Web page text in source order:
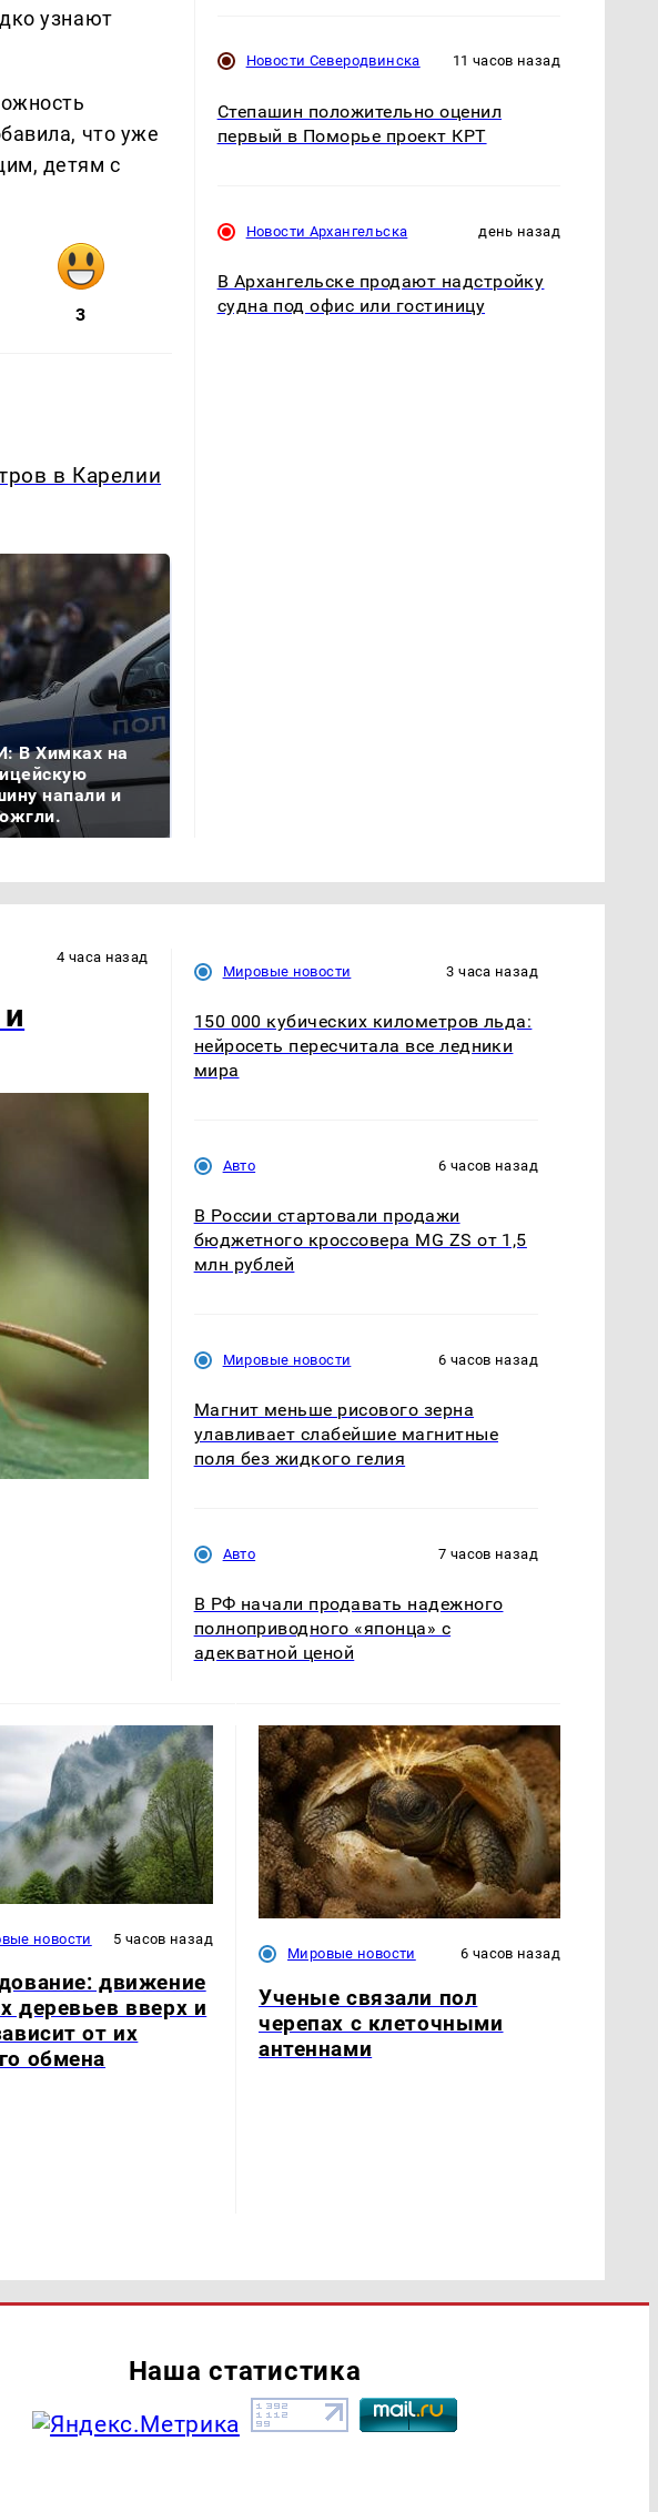
узнают
что уже
детям с
3
в Карелии
В Химках на
напали и
Новости Северодвинска 11 часов назад
Степашин положительно оценил
первый в Поморье проект КРТ
Новости Архангельска день назад
В Архангельске продают надстройку
судна под офис или гостиницу
4 часа назад
Мировые новости 3 часа назад
150 000 кубических километров льда:
нейросеть пересчитала все ледники
мира
Авто 6 часов назад
В России стартовали продажи
бюджетного кроссовера MG ZS от 1,5
млн рублей
Мировые новости 6 часов назад
Магнит меньше рисового зерна
улавливает слабейшие магнитные
поля без жидкого гелия
Авто 7 часов назад
В РФ начали продавать надежного
полноприводного «японца» с
адекватной ценой
новости 5 часов назад
движение
деревьев вверх и
от их
обмена
Мировые новости 6 часов назад
Ученые связали пол
черепах с клеточными
антеннами
Наша статистика